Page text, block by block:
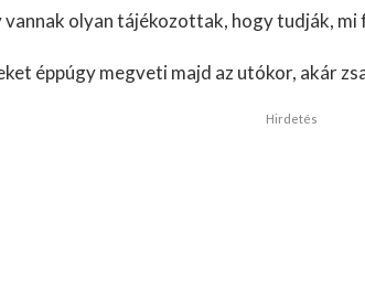
vannak olyan tájékozottak, hogy tudják,
éppúgy megveti majd az utókor, akár
Hirdetés